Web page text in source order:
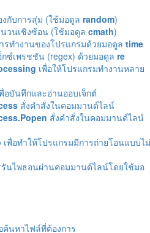
กับการสุ่ม (ใช้มอดูล random)
วนเชิงซ้อน (ใช้มอดูล cmath)
รทำงานของโปรแกรมด้วยมอดูล time
กซ์เพรชชัน (regex) ด้วยมอดูล re
เพื่อให้โปรแกรมทำงานหลาย
อบันทึกและอ่านออบเจ็กต์
สั่งคำสั่งในคอมมานด์ไลน์
สั่งคำสั่งในคอมมานด์ไลน์
เพื่อทำให้โปรแกรมมีการถ่ายโอนแบบไม่
รันไพธอนผ่านคอมมานด์ไลน์โดยใช้มอ
ค้นหาไฟล์ที่ต้องการ